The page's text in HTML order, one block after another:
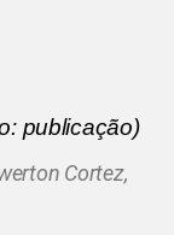
publicação)
Cortez,